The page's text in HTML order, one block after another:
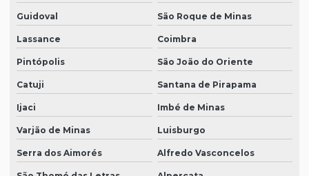
Guidoval São Roque de Minas
Lassance Coimbra
Pintópolis São João do Oriente
Catuji Santana de Pirapama
Ijaci Imbé de Minas
Varjão de Minas Luisburgo
Serra dos Aimorés Alfredo Vasconcelos